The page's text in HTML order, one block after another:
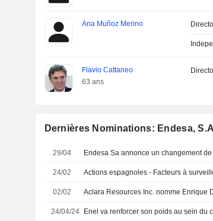
Ana Muñoz Merino
Flavio Cattaneo
63 ans
Dernières Nominations: Endesa,
29/04 Endesa Sa annonce un changement
24/02 Actions espagnoles - Facteurs à
02/02
24/04/24